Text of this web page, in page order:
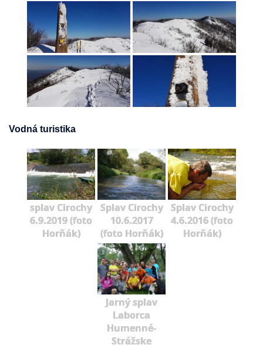
Vodná turistika
splav Cirochy
6.9.2019 (foto
Horňák)
Splav Cirochy
10.6.2017
(foto Horňák)
Splav Cirochy
4.6.2016 (foto
Horňák)
Jarný splav
Laborca
Humenné-
Strážske